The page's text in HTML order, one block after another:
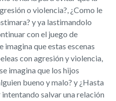
o violencia?, ¿Como le
y ya lastimandolo
con el juego de
que estas escenas
con agresión y violencia,
imagina que los hijos
bueno y malo? y ¿Hasta
salvar una relación